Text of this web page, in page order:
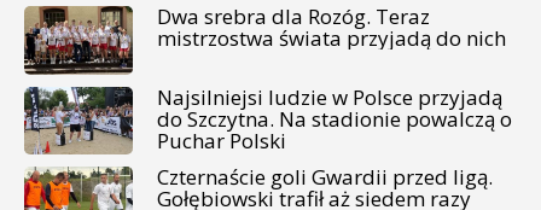
Dwa srebra dla Rozóg. Teraz
mistrzostwa świata przyjadą do nich
Najsilniejsi ludzie w Polsce przyjadą
do Szczytna. Na stadionie powalczą o
Puchar Polski
Czternaście goli Gwardii przed ligą.
Gołębiowski trafił aż siedem razy